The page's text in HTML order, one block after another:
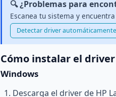
🔍 ¿Problemas para
Escanea tu sistema y
Detectar driver automáticamente
Cómo instalar el driver
Windows
Descarga el driver de HP